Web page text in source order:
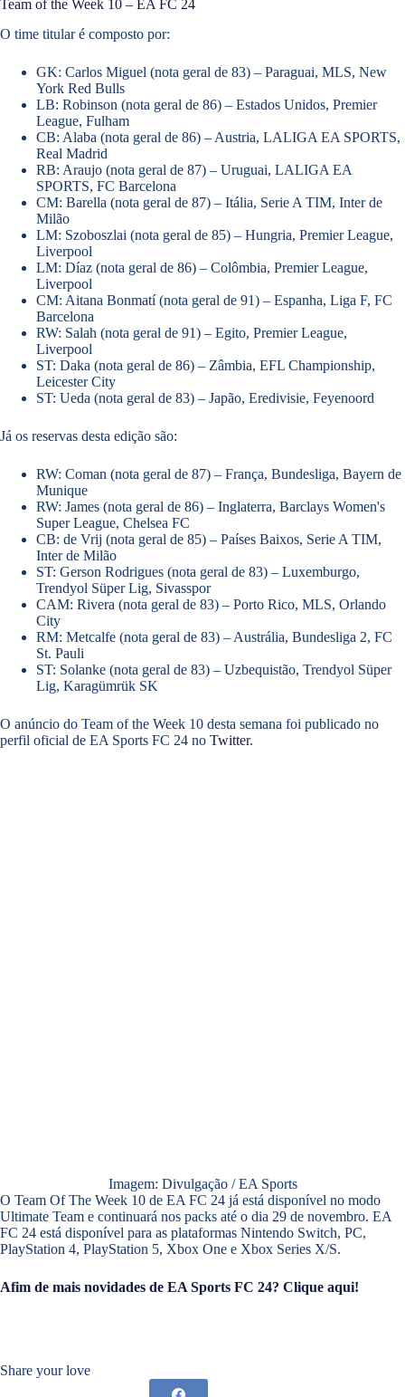
Team of the Week 10 – EA FC 24
O time titular é composto por:
GK: Carlos Miguel (nota geral de 83) – Paraguai, MLS, New
York Red Bulls
LB: Robinson (nota geral de 86) – Estados Unidos, Premier
League, Fulham
CB: Alaba (nota geral de 86) – Austria, LALIGA EA SPORTS,
Real Madrid
RB: Araujo (nota geral de 87) – Uruguai, LALIGA EA
SPORTS, FC Barcelona
CM: Barella (nota geral de 87) – Itália, Serie A TIM, Inter de
Milão
LM: Szoboszlai (nota geral de 85) – Hungria, Premier League,
Liverpool
LM: Díaz (nota geral de 86) – Colômbia, Premier League,
Liverpool
CM: Aitana Bonmatí (nota geral de 91) – Espanha, Liga F, FC
Barcelona
RW: Salah (nota geral de 91) – Egito, Premier League,
Liverpool
ST: Daka (nota geral de 86) – Zâmbia, EFL Championship,
Leicester City
ST: Ueda (nota geral de 83) – Japão, Eredivisie, Feyenoord
Já os reservas desta edição são:
RW: Coman (nota geral de 87) – França, Bundesliga, Bayern de
Munique
RW: James (nota geral de 86) – Inglaterra, Barclays Women's
Super League, Chelsea FC
CB: de Vrij (nota geral de 85) – Países Baixos, Serie A TIM,
Inter de Milão
ST: Gerson Rodrigues (nota geral de 83) – Luxemburgo,
Trendyol Süper Lig, Sivasspor
CAM: Rivera (nota geral de 83) – Porto Rico, MLS, Orlando
City
RM: Metcalfe (nota geral de 83) – Austrália, Bundesliga 2, FC
St. Pauli
ST: Solanke (nota geral de 83) – Uzbequistão, Trendyol Süper
Lig, Karagümrük SK
O anúncio do Team of the Week 10 desta semana foi publicado no
perfil oficial de EA Sports FC 24 no Twitter.
Imagem: Divulgação / EA Sports
O Team Of The Week 10 de EA FC 24 já está disponível no modo
Ultimate Team e continuará nos packs até o dia 29 de novembro. EA
FC 24 está disponível para as plataformas Nintendo Switch, PC,
PlayStation 4, PlayStation 5, Xbox One e Xbox Series X/S.
Afim de mais novidades de EA Sports FC 24? Clique aqui!
Share your love